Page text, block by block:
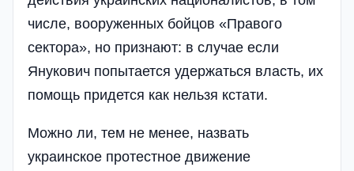
числе, вооруженных бойцов «Правого
сектора», но признают: в случае если
Янукович попытается удержаться власть, их
помощь придется как нельзя кстати.
Можно ли, тем не менее, назвать
украинское протестное движение